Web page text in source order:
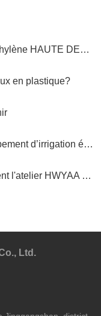
Avantages et inconvénients du polyéthylène HAUTE DENSITÉ PEHD
en plastique?
Avantages et inconvénients de l’équipement d’irrigation économe en eau
Des ingénieurs clients algériens visitent l'atelier HWYAA pour un échange technique
Ltd.